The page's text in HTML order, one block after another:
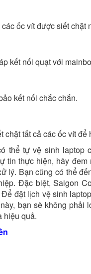
ốc vít được siết chặt
kết nối quạt với
kết nối chắc chắn.
tất cả các ốc vít để
thể tự vệ sinh laptop
tin thực hiện, hãy
lý. Bạn cũng có thể
Đặc biệt, Saigon
đặt lịch vệ sinh
bạn sẽ không phải
hiệu quả.